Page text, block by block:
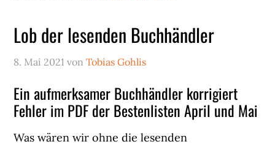
Lob der lesenden Buchhändler
8. Mai 2021 vonTobias Gohlis
Ein aufmerksamer Buchhändler korrigiert
Fehler im PDF der Bestenlisten April und Mai
Was wären wir ohne die lesenden